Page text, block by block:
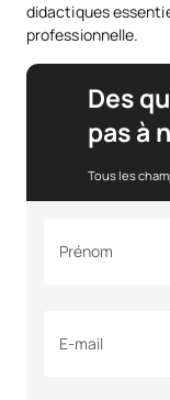
didactiques
professionnelle.
Des
pas à
Tous les
Prénom
E-mail